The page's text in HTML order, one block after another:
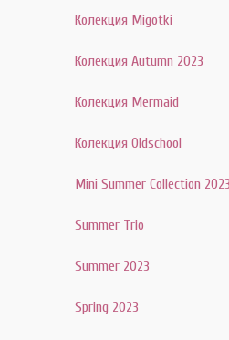
Колекция Migotki
Колекция Autumn 2023
Колекция Mermaid
Колекция Oldschool
Mini Summer Collection 2023
Summer Trio
Summer 2023
Spring 2023